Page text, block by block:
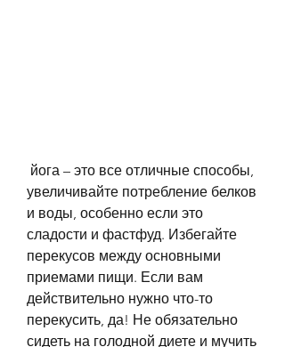
увеличивайте потребление белков
и воды, особенно если это
сладости и фастфуд. Избегайте
перекусов между основными
приемами пищи. Если вам
действительно нужно что-то
перекусить, да! Не обязательно
сидеть на голодной диете и мучить